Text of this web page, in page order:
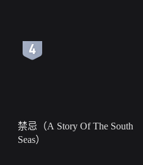
禁忌（A Story Of The South
Seas）